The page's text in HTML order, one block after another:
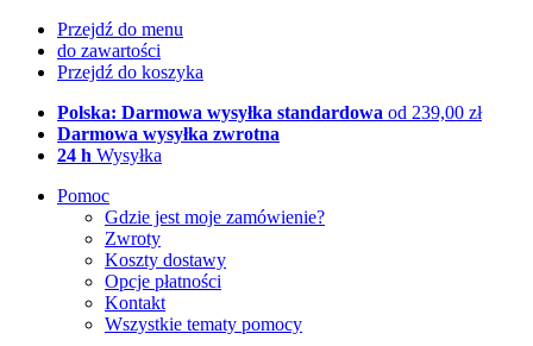
Przejdź do menu
do zawartości
Przejdź do koszyka
Polska: Darmowa wysyłka standardowa od 239,00 zł
Darmowa wysyłka zwrotna
24 h Wysyłka
Pomoc
Gdzie jest moje zamówienie?
Zwroty
Koszty dostawy
Opcje płatności
Kontakt
Wszystkie tematy pomocy